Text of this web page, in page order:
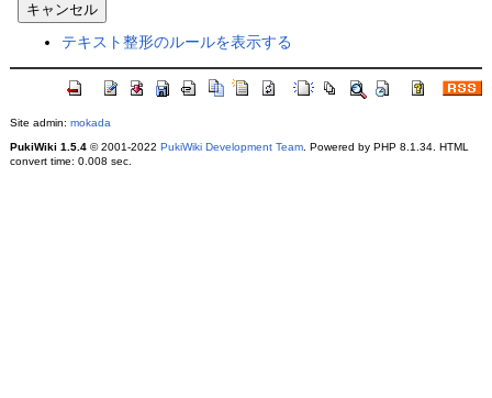
テキスト整形のルールを表示する
Site admin: mokada
PukiWiki 1.5.4© 2001-2022 PukiWiki Development Team. Powered by PHP 8.1.34. HTML
convert time: 0.008 sec.